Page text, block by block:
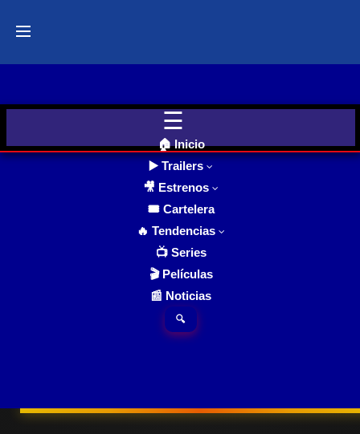
Últimos
AHORA
Español
🏠 Inicio
▶️ Trailers
🎥 Estrenos
🎟️ Cartelera
🔥 Tendencias
📺 Series
🎬 Películas
📰 Noticias
🔍